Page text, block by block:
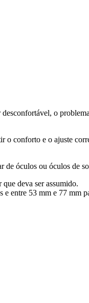
o
o conforto e o ajuste
de óculos ou óculos de
deva ser assumido.
entre 53 mm e 77 mm